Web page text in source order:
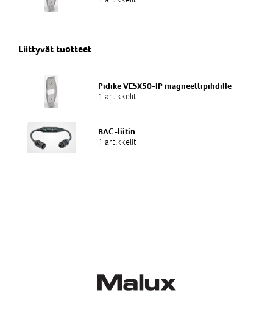
Liittyvät tuotteet
Pidike VESX50-IP magneettipihdille
1 artikkelit
BAC-liitin
1 artikkelit